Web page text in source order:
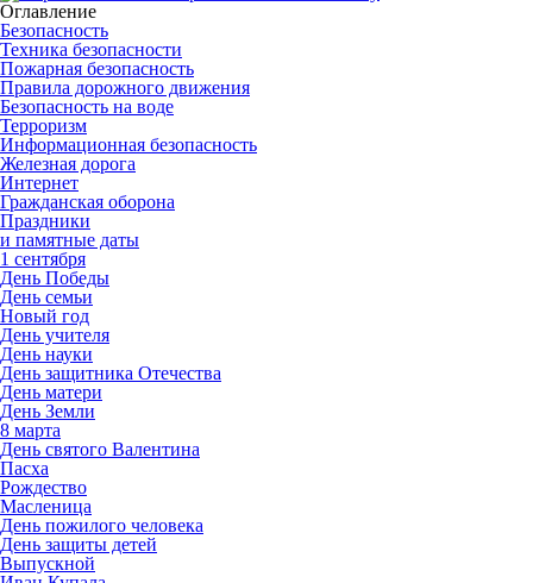
Оглавление
Безопасность
Техника безопасности
Пожарная безопасность
Правила дорожного движения
Безопасность на воде
Терроризм
Информационная безопасность
Железная дорога
Интернет
Гражданская оборона
Праздники
и памятные даты
1 сентября
День Победы
День семьи
Новый год
День учителя
День науки
День защитника Отечества
День матери
День Земли
8 марта
День святого Валентина
Пасха
Рождество
Масленица
День пожилого человека
День защиты детей
Выпускной